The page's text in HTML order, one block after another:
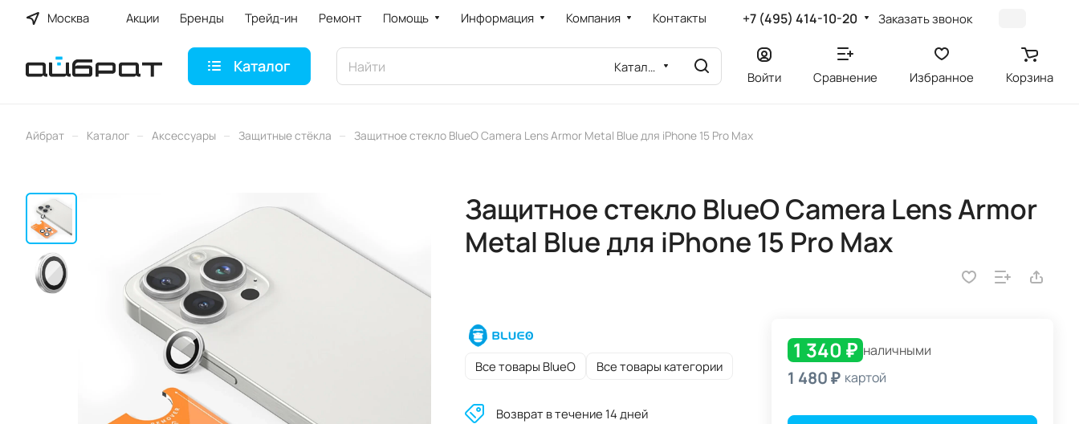
Москва Акции Бренды Трейд-ин Ремонт Помощь Информация Компания Контакты +7 (495) 414-10-20 Заказать звонок
Каталог Каталог
Войти Сравнение Избранное Корзина
Айбрат – Каталог – Аксессуары – Защитные стёкла – Защитное стекло BlueO Camera Lens Armor Metal Blue для iPhone 15 Pro Max
Защитное стекло BlueO Camera Lens Armor
Metal Blue для iPhone 15 Pro Max
Все товары BlueO Все товары категории
Возврат в течение 14 дней
1 340 ₽ наличными
1 480 ₽ картой